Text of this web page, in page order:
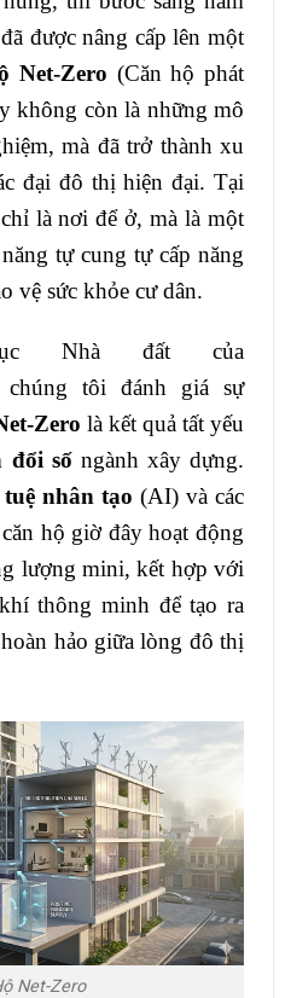
được nâng cấp lên một
Net-Zero (Căn hộ phát
không còn là những mô
mà đã trở thành xu
đại đô thị hiện đại. Tại
là nơi để ở, mà là một
tự cung tự cấp năng
vệ sức khỏe cư dân.
Nhà đất của
chúng tôi đánh giá sự
Zero là kết quả tất yếu
đổi sốngành xây dựng.
nhân tạo (AI) và các
hộ giờ đây hoạt động
lượng mini, kết hợp với
thông minh để tạo ra
hảo giữa lòng đô thị
Net-Zero